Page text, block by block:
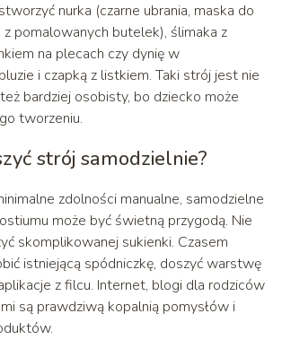
nurka (czarne ubrania, maska do
z pomalowanych butelek), ślimaka z
na plecach czy dynię w
i czapką z listkiem. Taki strój jest nie
bardziej osobisty, bo dziecko może
tworzeniu.
strój samodzielnie?
zdolności manualne, samodzielne
może być świetną przygodą. Nie
skomplikowanej sukienki. Czasem
istniejącą spódniczkę, doszyć warstwę
z filcu. Internet, blogi dla rodziców
są prawdziwą kopalnią pomysłów i